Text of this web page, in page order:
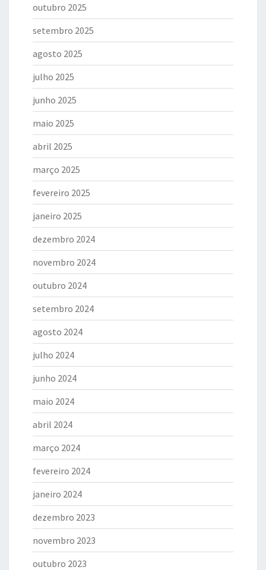
outubro 2025
setembro 2025
agosto 2025
julho 2025
junho 2025
maio 2025
abril 2025
março 2025
fevereiro 2025
janeiro 2025
dezembro 2024
novembro 2024
outubro 2024
setembro 2024
agosto 2024
julho 2024
junho 2024
maio 2024
abril 2024
março 2024
fevereiro 2024
janeiro 2024
dezembro 2023
novembro 2023
outubro 2023